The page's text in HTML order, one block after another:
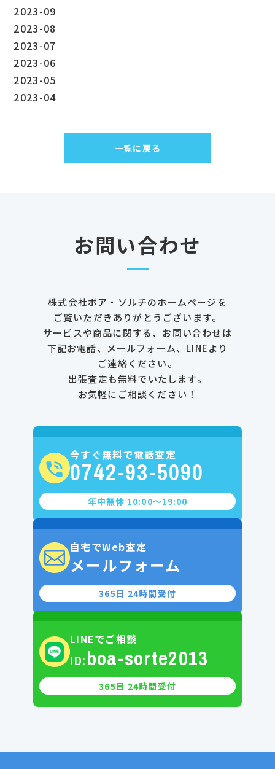
2023-09
2023-08
2023-07
2023-06
2023-05
2023-04
一覧に戻る
お問い合わせ
株式会社ボア・ソルチのホームページを
ご覧いただきありがとうございます。
サービスや商品に関する、お問い合わせは
下記お電話、メールフォーム、LINEより
ご連絡ください。
出張査定も無料でいたします。
お気軽にご相談ください！
今すぐ無料で電話査定
0742-93-5090
年中無休 10:00〜19:00
自宅でWeb査定
メールフォーム
365日 24時間受付
LINEでご相談
ID:boa-sorte2013
365日 24時間受付